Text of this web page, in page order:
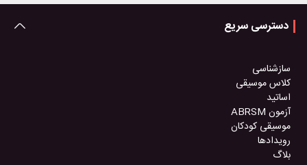
دسترسی سریع
سازشناسی
کلاس موسیقی
اساتید
آزمون ABRSM
موسیقی کودکان
رویدادها
بلاگ